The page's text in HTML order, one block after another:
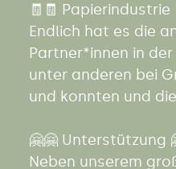
🧾🧾 Papierindustrie
Endlich hat es die
Partner*innen in
unter anderen bei
und konnten und
🤗🤗 Unterstützung
Neben unserem